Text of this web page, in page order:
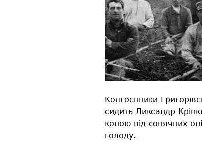
Колгоспники
сидить Ликсандр
копою від сонячних
голоду.